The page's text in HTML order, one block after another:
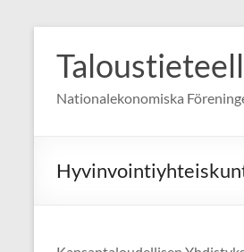
content
Nationalekonomiska